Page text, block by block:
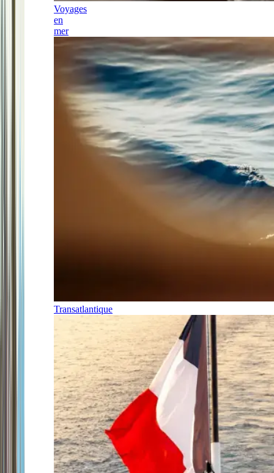
Voyages
en
mer
Transatlantique